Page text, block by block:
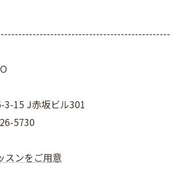
3-15 J赤坂ビル301
5730
スンをご用意